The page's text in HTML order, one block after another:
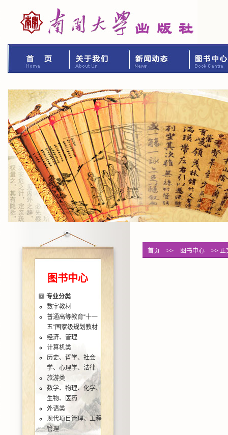
图书中心
专业分类
数字教材
普通高等教育“十一
五”国家级规划教材
经济、管理
计算机类
历史、哲学、社会
学、心理学、法律
旅游类
数学、物理、化学、
生物、医药
外语类
现代项目管理、工程
管理
首页 >> 图书中心 >> 正